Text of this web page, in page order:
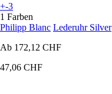
+-3
1 Farben
Philipp Blanc Lederuhr Silver
Ab 172,12 CHF
47,06 CHF